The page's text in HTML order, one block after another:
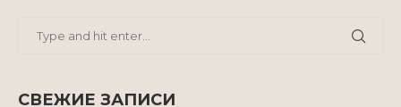
СВЕЖИЕ ЗАПИСИ